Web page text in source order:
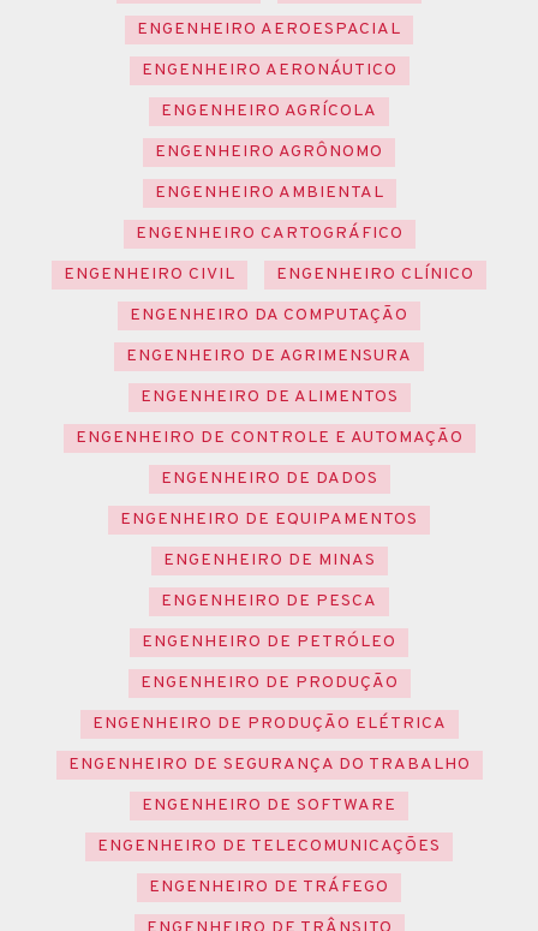
ENGENHEIRO AEROESPACIAL
ENGENHEIRO AERONÁUTICO
ENGENHEIRO AGRÍCOLA
ENGENHEIRO AGRÔNOMO
ENGENHEIRO AMBIENTAL
ENGENHEIRO CARTOGRÁFICO
ENGENHEIRO CIVIL
ENGENHEIRO CLÍNICO
ENGENHEIRO DA COMPUTAÇÃO
ENGENHEIRO DE AGRIMENSURA
ENGENHEIRO DE ALIMENTOS
ENGENHEIRO DE CONTROLE E AUTOMAÇÃO
ENGENHEIRO DE DADOS
ENGENHEIRO DE EQUIPAMENTOS
ENGENHEIRO DE MINAS
ENGENHEIRO DE PESCA
ENGENHEIRO DE PETRÓLEO
ENGENHEIRO DE PRODUÇÃO
ENGENHEIRO DE PRODUÇÃO ELÉTRICA
ENGENHEIRO DE SEGURANÇA DO TRABALHO
ENGENHEIRO DE SOFTWARE
ENGENHEIRO DE TELECOMUNICAÇÕES
ENGENHEIRO DE TRÁFEGO